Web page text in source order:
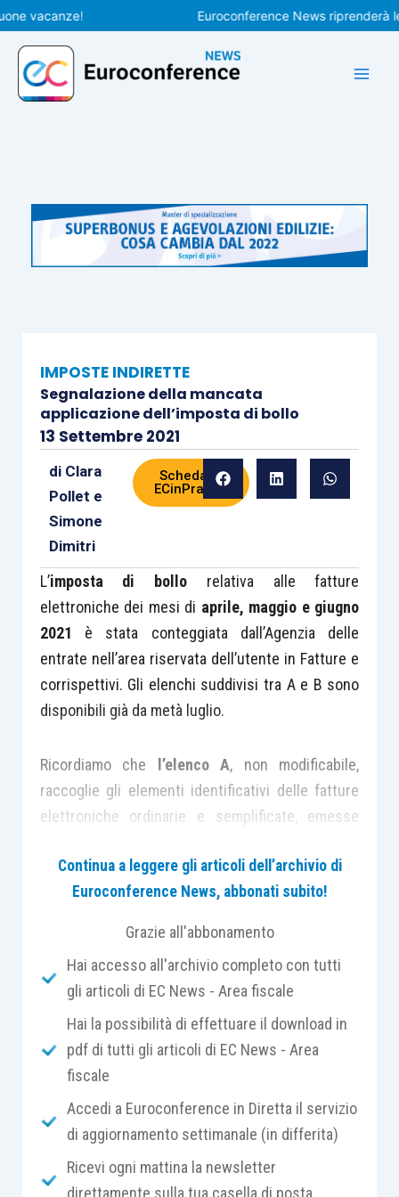
Vai
al
contenuto
Euroconference News riprenderà le
IMPOSTE INDIRETTE
Segnalazione della mancata
applicazione dell’imposta di bollo
13 Settembre 2021
di Clara
Pollet e
Simone
Dimitri
Scheda di
ECinPratica
L’imposta di bollo relativa alle fatture
elettroniche dei mesi di aprile, maggio e giugno
2021 è stata conteggiata dall’Agenzia delle
entrate nell’area riservata dell’utente in Fatture e
corrispettivi. Gli elenchi suddivisi tra A e B sono
disponibili già da metà luglio.
Ricordiamo che l’elenco A, non modificabile,
raccoglie gli elementi identificativi delle fatture
elettroniche ordinarie e semplificate, emesse
amministrazioni, nelle quali il cedente/prestatore
indicato l’assolvimento dell’imposta di bollo
tracciato record della fattura ordinaria e 2.1.1.5
del tracciato record della fattura semplificata)
all’interno del file con estensione .xml
contenente la fattura elettronica emessa.
L’elenco B contiene gli elementi identificativi
delle fatture elettroniche ordinarie e
e consumatori finali) e verso le Pubbliche
Continua a leggere gli articoli dell’archivio di
Euroconference News, abbonati subito!
Grazie all'abbonamento
Hai accesso all'archivio completo con tutti
gli articoli di EC News - Area fiscale
Hai la possibilità di effettuare il download in
pdf di tutti gli articoli di EC News - Area
fiscale
Accedi a Euroconference in Diretta il servizio
di aggiornamento settimanale (in differita)
Ricevi ogni mattina la newsletter
direttamente sulla tua casella di posta